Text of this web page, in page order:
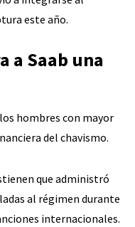
este año.
a Saab una
hombres con mayor
del chavismo.
que administró
al régimen durante
internacionales.